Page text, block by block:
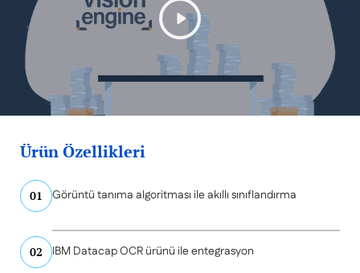
Unmute
Play
Ürün Özellikleri
01 Görüntü tanıma algoritması ile akıllı sınıflandırma
02 IBM Datacap OCR ürünü ile entegrasyon